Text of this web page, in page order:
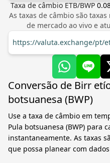
Taxa de câmbio ETB/BWP
As taxas de câmbio são
de mercado ao vivo e
https://valuta.exchange/pt/
Conversão de Birr
botsuanesa (BWP)
Use a taxa de câmbio em
Pula botsuanesa (BWP) para
instantaneamente. As taxas
que possa planear com